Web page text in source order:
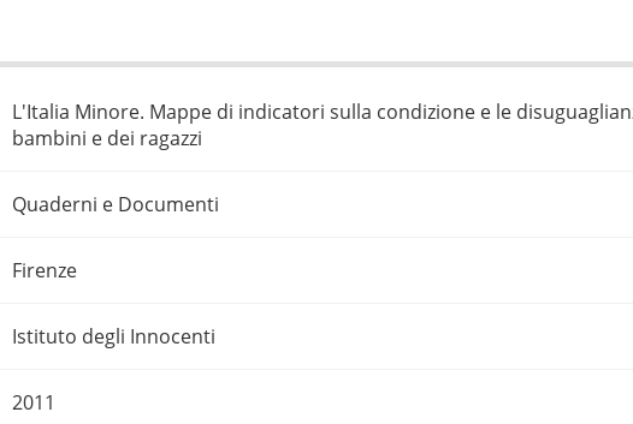
L'Italia Minore. Mappe di indicatori sulla condizione e le
bambini e dei ragazzi
Quaderni e Documenti
Firenze
Istituto degli Innocenti
2011